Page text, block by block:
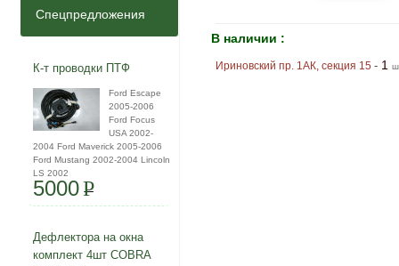
Спецпредложения
К-т проводки ПТФ
Ford Escape
2005-2006
Ford Focus
USA 2002-
2004 Ford Maverick 2005-2006
Ford Mustang 2002-2004 Lincoln
LS 2002
5000P
Дефлектора на окна
комплект 4шт COBRA
В наличии :
Ириновский пр. 1АК, секция 15- 1